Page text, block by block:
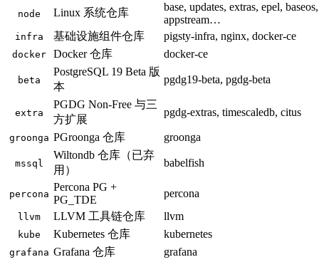
node Linux 系统仓库
base, updates, extras, epel, baseos,
appstream…
infra 基础设施组件仓库 pigsty-infra, nginx, docker-ce
docker Docker 仓库 docker-ce
beta
PostgreSQL 19 Beta 版
本
pgdg19-beta, pgdg-beta
extra
PGDG Non-Free 与三
方扩展
pgdg-extras, timescaledb, citus
groonga PGroonga 仓库 groonga
mssql
Wiltondb 仓库（已弃
用）
babelfish
percona
Percona PG +
PG_TDE
percona
llvm LLVM 工具链仓库 llvm
kube Kubernetes 仓库 kubernetes
grafana Grafana 仓库 grafana